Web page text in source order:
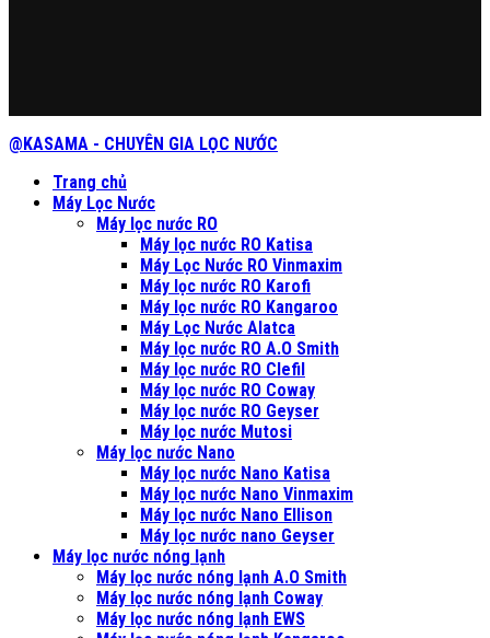
@KASAMA - CHUYÊN GIA LỌC NƯỚC
Trang chủ
Máy Lọc Nước
Máy lọc nước RO
Máy lọc nước RO Katisa
Máy Lọc Nước RO Vinmaxim
Máy lọc nước RO Karofi
Máy lọc nước RO Kangaroo
Máy Lọc Nước Alatca
Máy lọc nước RO A.O Smith
Máy lọc nước RO Clefil
Máy lọc nước RO Coway
Máy lọc nước RO Geyser
Máy lọc nước Mutosi
Máy lọc nước Nano
Máy lọc nước Nano Katisa
Máy lọc nước Nano Vinmaxim
Máy lọc nước Nano Ellison
Máy lọc nước nano Geyser
Máy lọc nước nóng lạnh
Máy lọc nước nóng lạnh A.O Smith
Máy lọc nước nóng lạnh Coway
Máy lọc nước nóng lạnh EWS